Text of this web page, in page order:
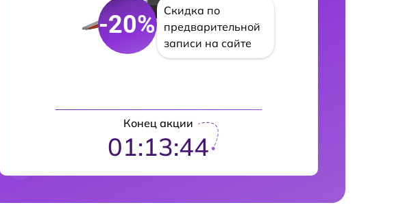
-20%
Скидка по
предварительной
записи на сайте
Конец акции
01:13:43